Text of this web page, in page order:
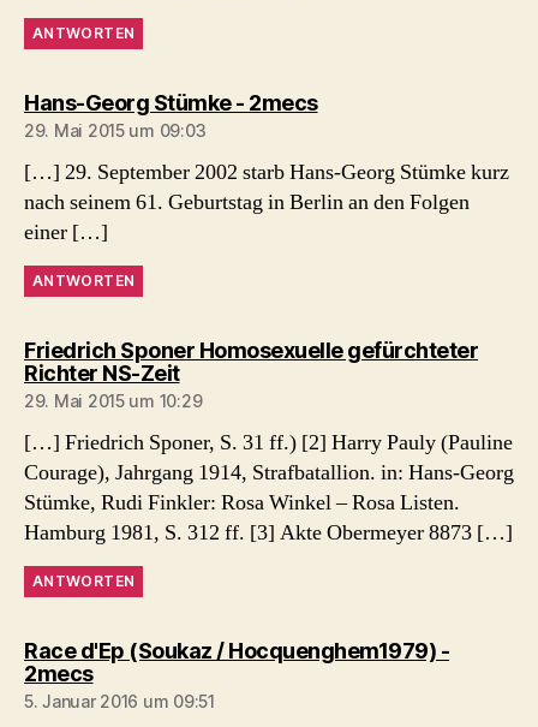
ANTWORTEN
Hans-Georg Stümke - 2mecssagt:
29. Mai 2015 um 09:03
[…] 29. September 2002 starb Hans-Georg Stümke kurz
nach seinem 61. Geburtstag in Berlin an den Folgen
einer […]
ANTWORTEN
Friedrich Sponer Homosexuelle gefürchteter
Richter NS-Zeitsagt:
29. Mai 2015 um 10:29
[…] Friedrich Sponer, S. 31 ff.) [2] Harry Pauly (Pauline
Courage), Jahrgang 1914, Strafbatallion. in: Hans-Georg
Stümke, Rudi Finkler: Rosa Winkel – Rosa Listen.
Hamburg 1981, S. 312 ff. [3] Akte Obermeyer 8873 […]
ANTWORTEN
Race d'Ep (Soukaz / Hocquenghem1979) -
2mecssagt:
5. Januar 2016 um 09:51